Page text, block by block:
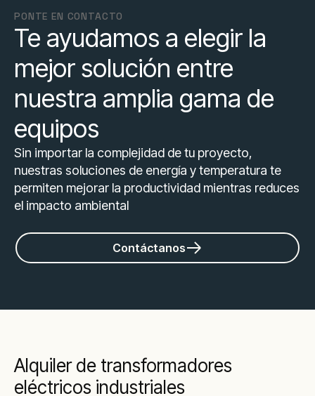
PONTE EN CONTACTO
Te ayudamos a elegir la
mejor solución entre
nuestra amplia gama de
equipos
Sin importar la complejidad de tu proyecto,
nuestras soluciones de energía y temperatura te
permiten mejorar la productividad mientras reduces
el impacto ambiental
Contáctanos
Alquiler de transformadores
eléctricos industriales